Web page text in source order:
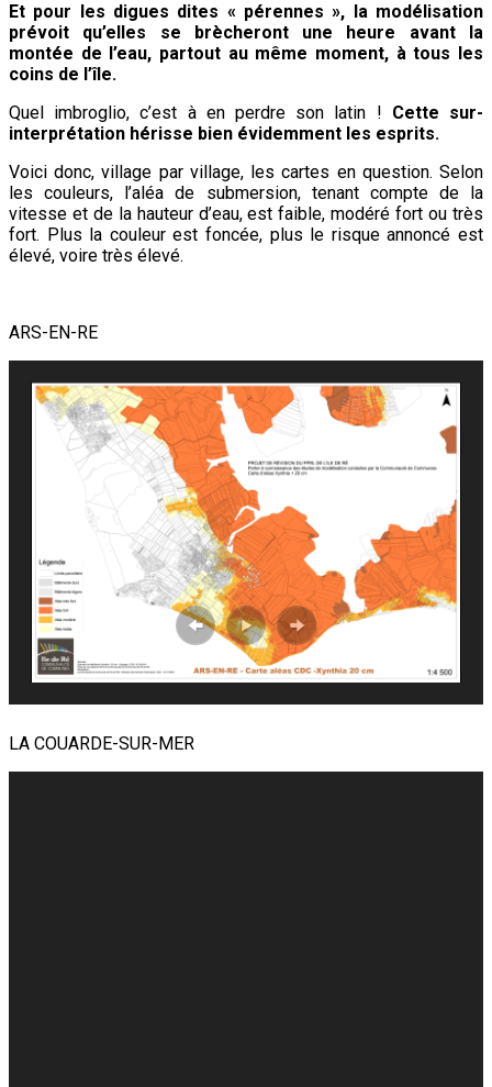
Et pour les digues dites « pérennes », la modélisation
prévoit qu’elles se brècheront une heure avant la
montée de l’eau, partout au même moment, à tous les
coins de l’île.
Quel imbroglio, c’est à en perdre son latin ! Cette sur-
interprétation hérisse bien évidemment les esprits.
Voici donc, village par village, les cartes en question. Selon
les couleurs, l’aléa de submersion, tenant compte de la
vitesse et de la hauteur d’eau, est faible, modéré fort ou très
fort. Plus la couleur est foncée, plus le risque annoncé est
élevé, voire très élevé.
ARS-EN-RE
LA COUARDE-SUR-MER